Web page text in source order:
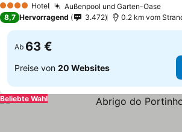
4 Sterne Hotel Außenpool und Garten-Oase
8,7 Hervorragend 3.472 0.2 km vom
Ab 63 €
Preise von 20 Websites
Beliebte Wahl